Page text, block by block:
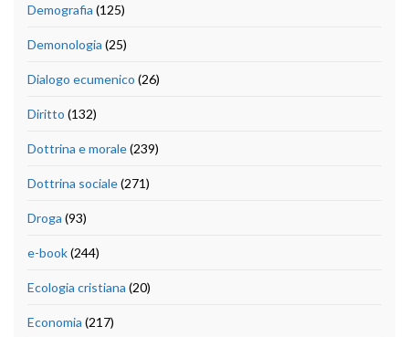
Demografia (125)
Demonologia (25)
Dialogo ecumenico (26)
Diritto (132)
Dottrina e morale(239)
Dottrina sociale(271)
Droga (93)
e-book(244)
Ecologia cristiana (20)
Economia (217)